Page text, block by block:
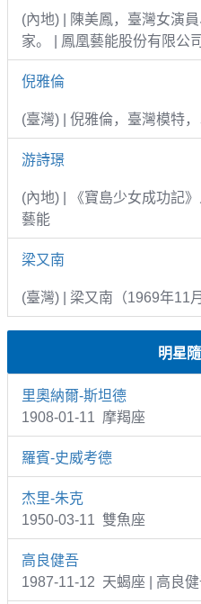
(內地) | 陳美鳳，臺灣女演
家。 | 鳳凰藝能股份有限公司
倪雅倫
(臺灣) | 倪雅倫，臺灣模特
游詩璟
(內地) | 《寶島少女成功記
藝能
梁又南
(臺灣) | 梁又南（1969年11
明星
里奧納爾-斯坦德
1908-01-11 摩羯座
羅賓-史威考德
杰里-朱克
1950-03-11 雙魚座
高良健吾
1987-11-12 天蝎座 | 高良健